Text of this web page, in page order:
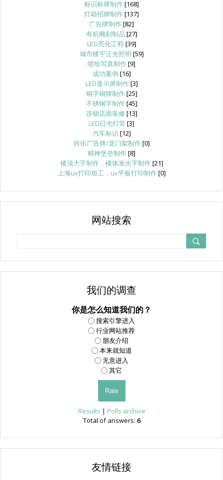
标识标牌制作[168]
灯箱招牌制作[137]
广告牌制作[82]
有机雕刻制品 [27]
LED亮化工程 [39]
城市楼宇泛光照明 [59]
喷绘写真制作[9]
成功案例 [16]
LED显示屏制作[3]
铜字铜牌制作[25]
不锈钢字制作[45]
连锁店面装修 [13]
LED日光灯管[3]
汽车标识 [12]
跨街广告牌/龙门架制作[0]
精神堡垒制作[8]
楼顶大字制作，楼体发光字制作[21]
上海uv打印加工，uv平板打印制作[0]
网站搜索
我们的调查
你是怎么知道我们的？
搜索引擎进入
行业网站推荐
朋友介绍
本来就知道
无意进入
其它
Results | Polls archive
Total of answers: 6
友情链接